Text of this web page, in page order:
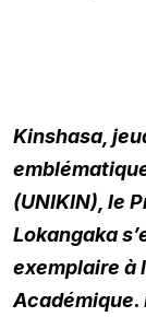
Kinshasa,
(UNIKIN), le
Lokangaka
exemplaire à
Académique.